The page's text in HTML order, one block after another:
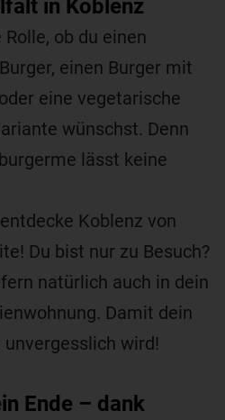
in Koblenz
ob du einen
einen Burger mit
eine vegetarische
wünschst. Denn
lässt keine
Koblenz von
Du bist nur zu Besuch?
natürlich auch in dein
Damit dein
wird!
Ende – dank